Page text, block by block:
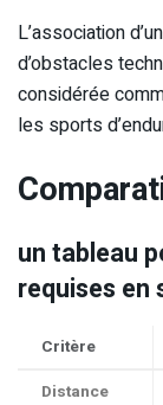
L’association
d’obstacles
considérée
les sports
un tableau
requises en
Critère
Distance